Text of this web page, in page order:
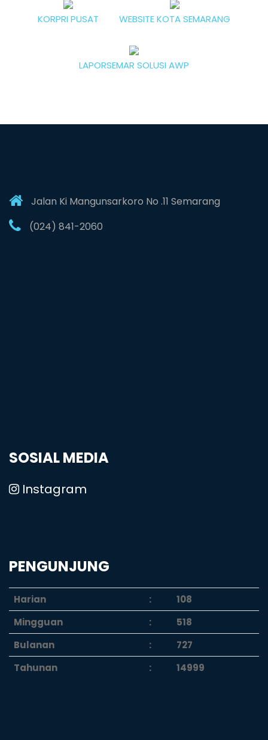
KORPRI PUSAT WEBSITE KOTA SEMARANG
LAPORSEMAR SOLUSI AWP
Jalan Ki Mangunsarkoro No .11 Semarang
(024) 841-2060
SOSIAL MEDIA
Instagram
PENGUNJUNG
Harian :
108
Mingguan
:
518
Bulanan
:
727
Tahunan
: 14999